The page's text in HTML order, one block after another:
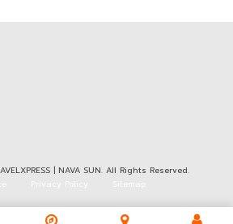
| NAVA SUN. All Rights Reserved.